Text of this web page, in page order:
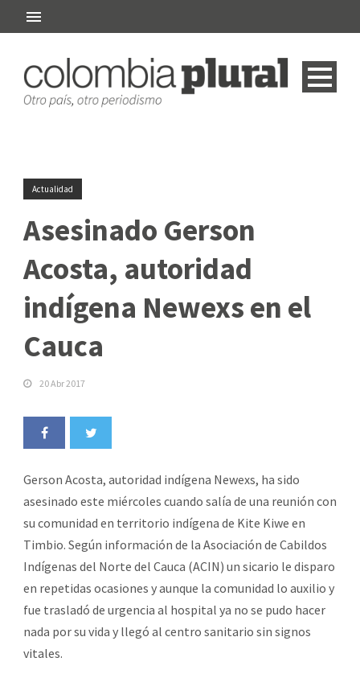
Actualidad
Asesinado Gerson
Acosta, autoridad
indígena Newexs en el
Cauca
20 Abr 2017
Gerson Acosta, autoridad indígena Newexs, ha sido
asesinado este miércoles cuando salía de una reunión con
su comunidad en territorio indígena de Kite Kiwe en
Timbio. Según información de la Asociación de Cabildos
Indígenas del Norte del Cauca (ACIN) un sicario le disparo
en repetidas ocasiones y aunque la comunidad lo auxilio y
fue trasladó de urgencia al hospital ya no se pudo hacer
nada por su vida y llegó al centro sanitario sin signos
vitales.